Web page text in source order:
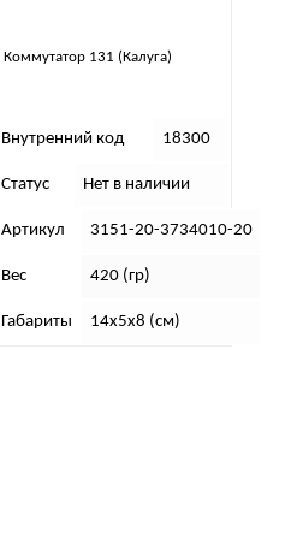
Коммутатор 131 (Калуга)
Внутренний код 18300
Статус Нет в наличии
Артикул 3151-20-3734010-20
Вес 420 (гр)
Габариты 14х5х8 (см)